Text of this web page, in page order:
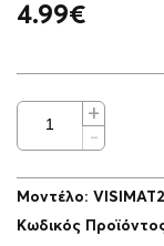
4.99€
Μοντέλο:
Κωδικός